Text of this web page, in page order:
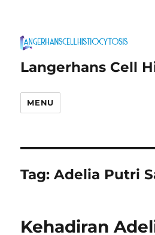
Langerhans Cell
MENU
Tag:Adelia Putri
Kehadiran